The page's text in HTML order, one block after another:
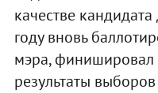
качестве
году вновь
мэра, финишировал
результаты